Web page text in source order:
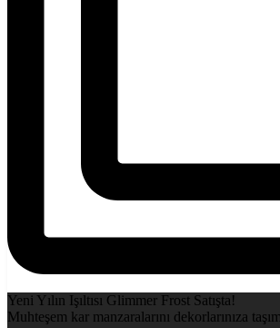
Yeni Yılın Işıltısı Glimmer Frost Satışta!
Muhteşem kar manzaralarını dekorlarınıza